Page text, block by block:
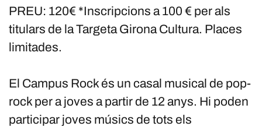
PREU: 120€ *Inscripcions a 100 € per als
titulars de la Targeta Girona Cultura. Places
limitades.
El Campus Rock és un casal musical de pop-
rock per a joves a partir de 12 anys. Hi poden
participar joves músics de tots els